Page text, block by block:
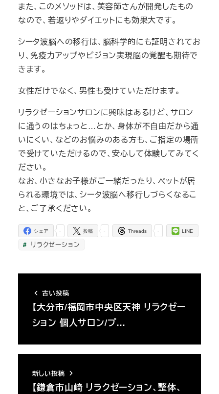
また、このメソッドは、美容師さんが開発したもの
なので、若返りやダイエットにも効果大です。
シータ波脳への移行は、脳科学的にも証明されてお
り、免疫力アップやビジョン実現脳の覚醒も期待で
きます。
女性だけでなく、男性も受けていただけます。
リラクゼーションサロンに興味はあるけど、サロン
に通うのはちょっと…とか、身体が不自由だから通
いにくい、などのお悩みのある方も、ご指定の場所
で受けていただけるので、安心して体験してみてく
ださい。
なお、小さなお子様がご一緒だったり、ペットが居
られる環境では、シータ波脳へ移行しづらくなるこ
と、ご了承ください。
-
シェア -
投稿 -
Threads LINE
リラクゼーション
古い投稿
【大分市/福岡市中央区天神 リラクゼー
ション 個人サロン/プ…
新しい投稿
【鎌倉市山崎 リラクゼーション、整体、